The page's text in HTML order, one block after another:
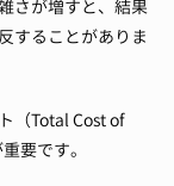
さが増すと、結果
することがありま
（Total Cost of
要です。